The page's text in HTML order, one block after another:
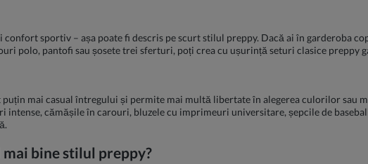
sportiv – așa poate fi descris pe scurt stilul preppy. Dacă ai în garderoba
polo, pantofi sau șosete trei sferturi, poți crea cu ușurință seturi clasice preppy
puțin mai casual întregului și permite mai multă libertate în alegerea culorilor sau
cămășile în carouri, bluzele cu imprimeuri universitare, șepcile de
bine stilul preppy?